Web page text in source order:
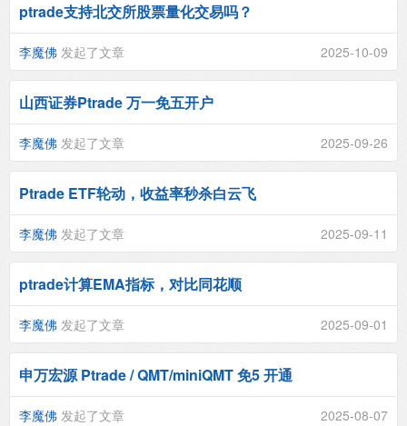
ptrade支持北交所股票量化交易吗？
李魔佛 发起了文章 2025-10-09
山西证券Ptrade 万一免五开户
李魔佛 发起了文章 2025-09-26
Ptrade ETF轮动，收益率秒杀白云飞
李魔佛 发起了文章 2025-09-11
ptrade计算EMA指标，对比同花顺
李魔佛 发起了文章 2025-09-01
申万宏源 Ptrade / QMT/miniQMT 免5 开通
李魔佛 发起了文章 2025-08-07